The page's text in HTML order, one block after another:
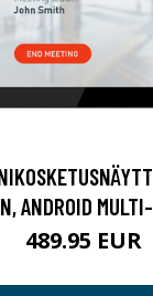
ANDROID
489.95 EUR